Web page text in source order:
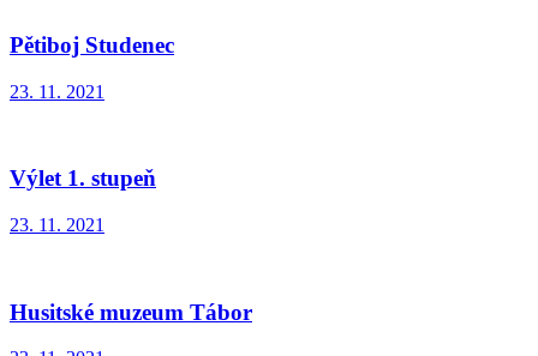
Pětiboj Studenec
23. 11. 2021
Výlet 1. stupeň
23. 11. 2021
Husitské muzeum Tábor